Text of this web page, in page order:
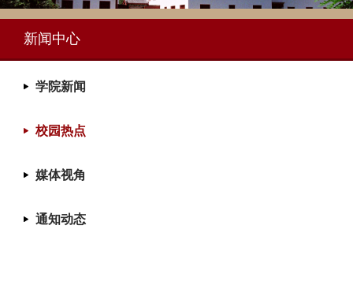
新闻中心
学院新闻
校园热点
媒体视角
通知动态